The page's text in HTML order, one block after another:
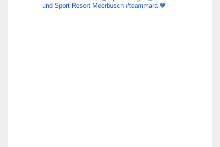
und Sport Resort Meerbusch #teammara 🧡